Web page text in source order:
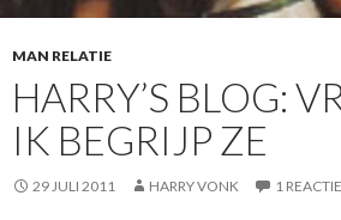
MAN RELATIE
HARRY’S BLOG:
IK BEGRIJP ZE
29 JULI 2011 HARRY VONK 1 REACTIE